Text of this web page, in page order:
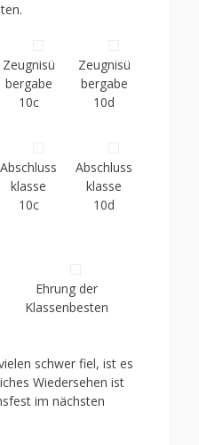
Zeugnisü
bergabe
10c
Zeugnisü
bergabe
10d
Abschluss
klasse
10c
Abschluss
klasse
10d
Ehrung der
Klassenbesten
schwer fiel, ist es
Wiedersehen ist
im nächsten